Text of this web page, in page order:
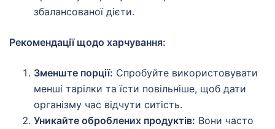
збалансованої дієти.
Рекомендації щодо харчування:
Зменште порції: Спробуйте використовувати
менші тарілки та їсти повільніше, щоб дати
організму час відчути ситість.
Уникайте оброблених продуктів: Вони часто